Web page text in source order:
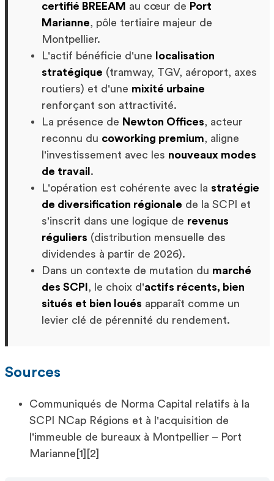
certifié BREEAM au cœur de Port
Marianne, pôle tertiaire majeur de
Montpellier.
L'actif bénéficie d'une
localisation
stratégique (tramway, TGV, aéroport, axes
routiers) et d'une mixité urbaine
renforçant son attractivité.
La présence de Newton Offices, acteur
reconnu du coworking premium, aligne
l'investissement avec les nouveaux modes
de travail .
L'opération est cohérente avec la stratégie
de diversification régionale de la SCPI et
s'inscrit dans une logique de revenus
réguliers (distribution mensuelle des
dividendes à partir de 2026).
Dans un contexte de mutation du marché
des SCPI , le choix d'actifs récents, bien
situés et bien loués apparaît comme un
levier clé de pérennité du rendement.
Sources
Communiqués de Norma Capital relatifs à la
SCPI NCap Régions et à l'acquisition de
l'immeuble de bureaux à Montpellier – Port
Marianne[1][2]